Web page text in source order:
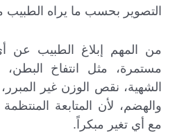
التصوير بحسب ما يراه الطبيب
من المهم إبلاغ الطبيب عن
مستمرة، مثل انتفاخ
الشهية، نقص الوزن غير
والهضم، لأن المتابعة
مع أي تغير مبكراً.